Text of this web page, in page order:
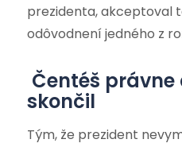
prezidenta, akceptoval
odôvodnení jedného z
Čentéš
skončil
Tým, že prezident